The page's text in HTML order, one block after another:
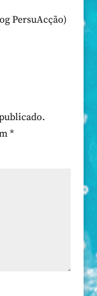
PersuAcção)
*